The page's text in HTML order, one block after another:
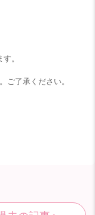
。
ご了承ください。